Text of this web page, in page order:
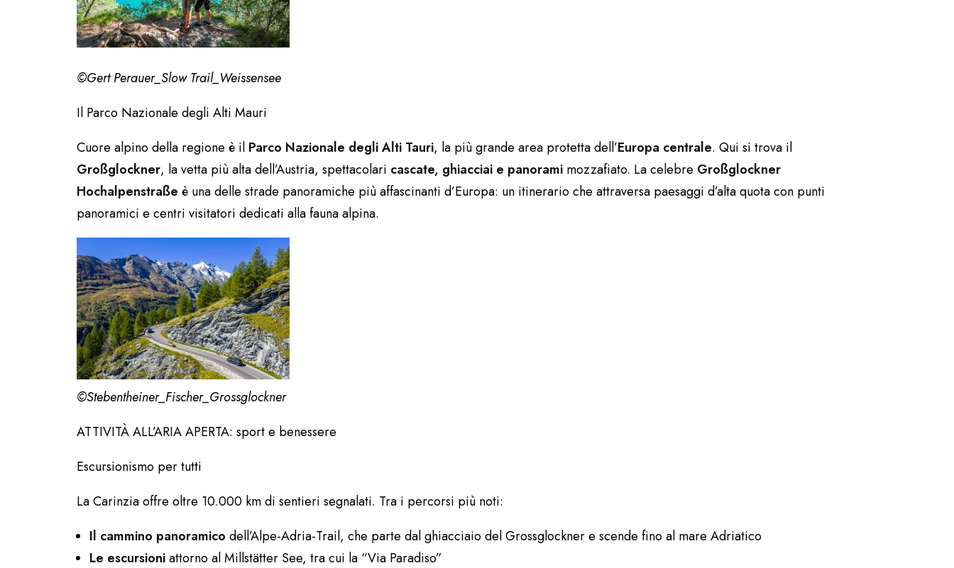
©Gert Perauer_Slow Trail_Weissensee
Il Parco Nazionale degli Alti Mauri
Cuore alpino della regione è il Parco Nazionale degli Alti Tauri, la più grande area protetta dell’Europa centrale. Qui si trova il
Großglockner, la vetta più alta dell’Austria, spettacolari cascate, ghiacciai e panorami mozzafiato. La celebre Großglockner
Hochalpenstraße è una delle strade panoramiche più affascinanti d’Europa: un itinerario che attraversa paesaggi d’alta quota con punti
panoramici e centri visitatori dedicati alla fauna alpina.
©Stebentheiner_Fischer_Grossglockner
ATTIVITÀ ALL’ARIA APERTA: sport e benessere
Escursionismo per tutti
La Carinzia offre oltre 10.000 km di sentieri segnalati. Tra i percorsi più noti:
Il cammino panoramico dell’Alpe-Adria-Trail, che parte dal ghiacciaio del Grossglockner e scende fino al mare Adriatico
Le escursioniattorno al Millstätter See, tra cui la “Via Paradiso”